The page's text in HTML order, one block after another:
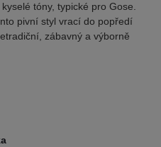
tóny, typické pro Gose.
pivní styl vrací do popředí
zábavný a výborně